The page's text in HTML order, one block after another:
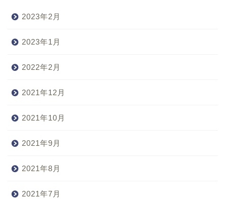
2023年2月
2023年1月
2022年2月
2021年12月
2021年10月
2021年9月
2021年8月
2021年7月